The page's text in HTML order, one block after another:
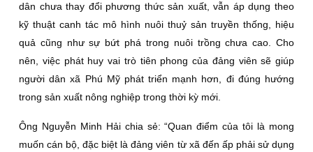
dân chưa thay đổi phương thức sản xuất, vẫn áp dụng theo
kỹ thuật canh tác mô hình nuôi thuỷ sản truyền thống, hiệu
quả cũng như sự bứt phá trong nuôi trồng chưa cao. Cho
nên, việc phát huy vai trò tiên phong của đảng viên sẽ giúp
người dân xã Phú Mỹ phát triển mạnh hơn, đi đúng hướng
trong sản xuất nông nghiệp trong thời kỳ mới.
Ông Nguyễn Minh Hải chia sẻ: “Quan điểm của tôi là mong
muốn cán bộ, đặc biệt là đảng viên từ xã đến ấp phải sử dụng